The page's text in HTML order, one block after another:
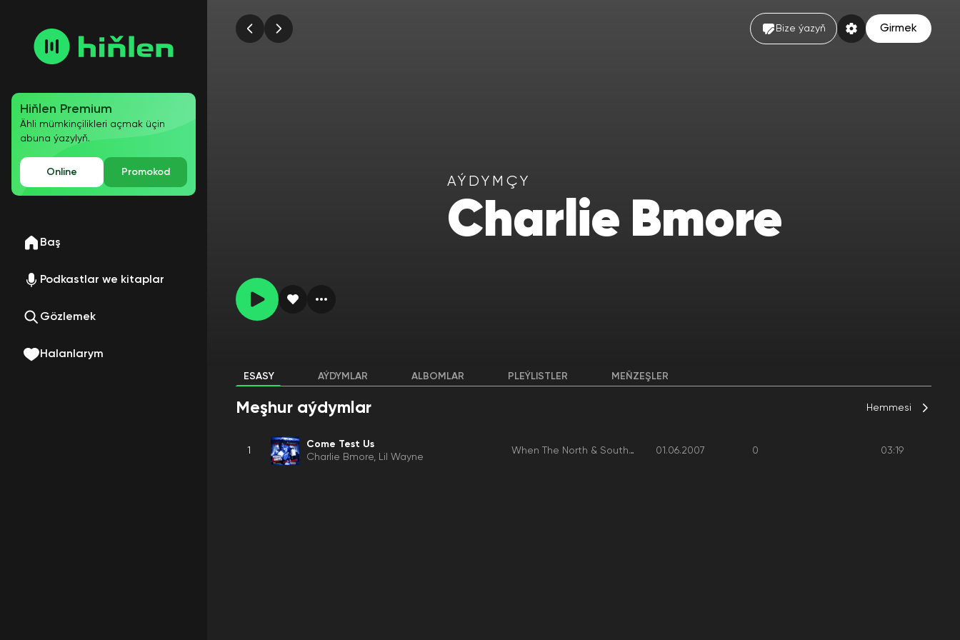
Hiňlen Premium
Ähli mümkinçilikleri açmak üçin
abuna ýazylyň.
Online Promokod
Baş
Podkastlar we kitaplar
Gözlemek
Halanlarym
Bize ýazyň Girmek
AÝDYMÇY
Charlie Bmore
ESASY AÝDYMLAR ALBOMLAR PLEÝLISTLER MEŇZEŞLER
Meşhur aýdymlar Hemmesi
1
Come Test Us
Charlie Bmore
Lil Wayne
When The North & South Collide Unloaded 01.06.2007 0 03:19